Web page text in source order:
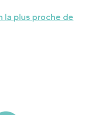
la plus proche de